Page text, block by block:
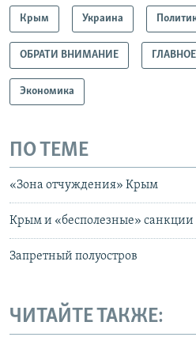
Крым Украина
ОБРАТИ ВНИМАНИЕ
Экономика
ПО ТЕМЕ
«Зона отчуждения» Крым
Крым и «бесполезные» санкции
Запретный полуостров
ЧИТАЙТЕ ТАКЖЕ: